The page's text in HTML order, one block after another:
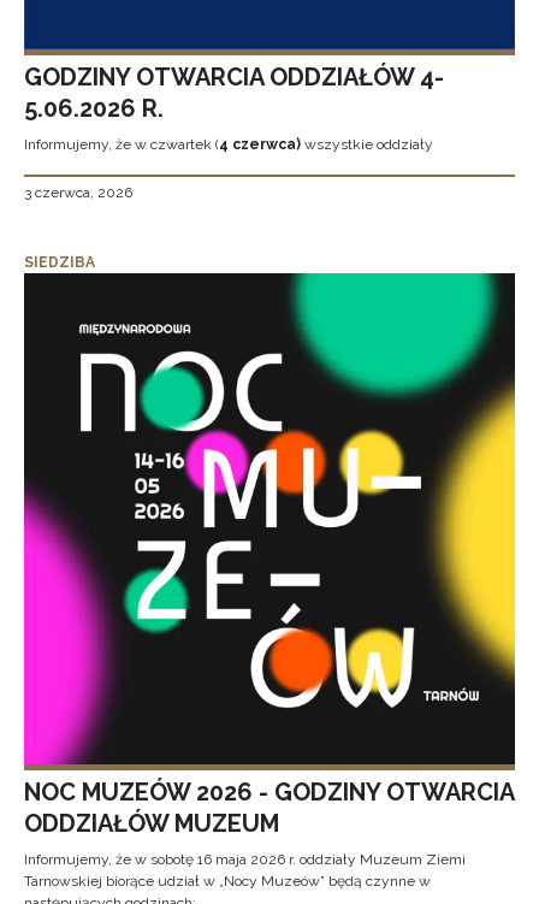
GODZINY OTWARCIA ODDZIAŁÓW 4-
5.06.2026 R.
Informujemy, że w czwartek (4 czerwca) wszystkie oddziały
3 czerwca, 2026
SIEDZIBA
NOC MUZEÓW 2026 - GODZINY OTWARCIA
ODDZIAŁÓW MUZEUM
Informujemy, że w sobotę 16 maja 2026 r. oddziały Muzeum Ziemi
Tarnowskiej biorące udział w „Nocy Muzeów” będą czynne w